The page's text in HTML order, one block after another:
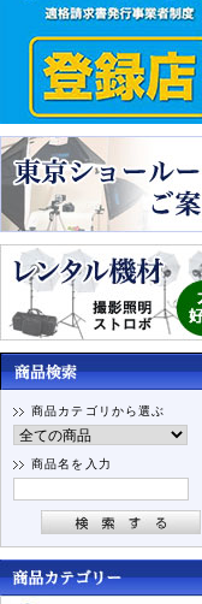
商品カテゴリから選ぶ
商品名を入力